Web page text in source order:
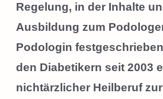
Regelung, in der Inhalte
Ausbildung zum
Podologin
den Diabetikern seit 2003
nichtärzlicher Heilberuf